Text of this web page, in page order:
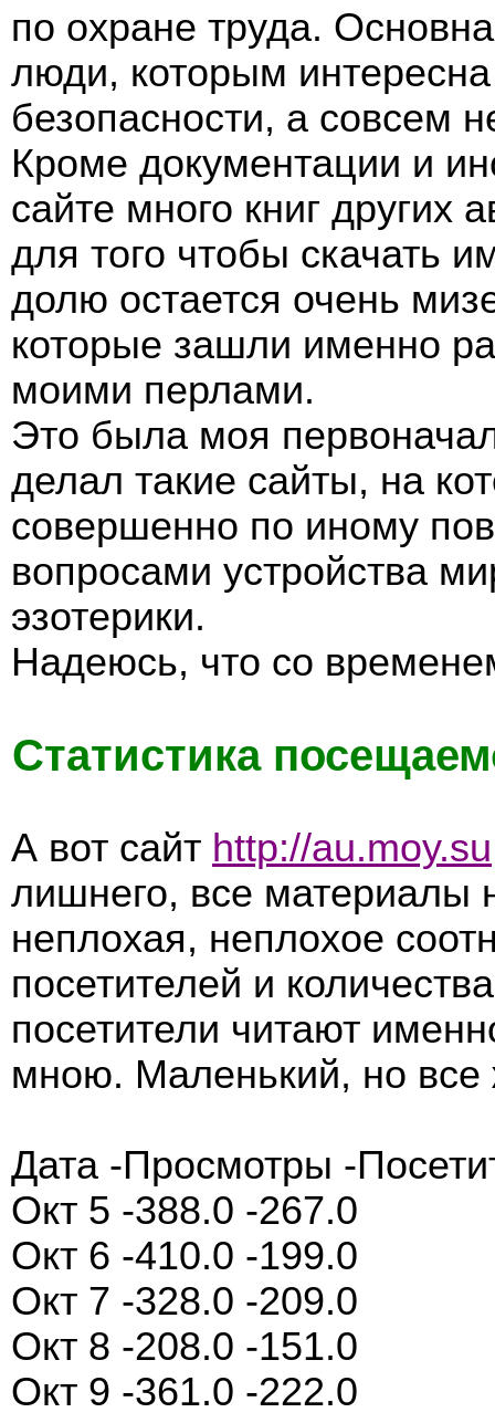
по охране труда.
люди, которым
безопасности, а совсем
Кроме документации и
сайте много книг других
для того чтобы скачать
долю остается очень
которые зашли именно
моими перлами.
Это была моя
делал такие сайты, на
совершенно по иному
вопросами устройства
эзотерики.
Надеюсь, что со
Статистика
А вот сайт http://au.moy.su
лишнего, все материалы
неплохая, неплохое
посетителей и
посетители читают
мною. Маленький, но все
Дата -Просмотры -
Окт 5 -388.0 -267.0
Окт 6 -410.0 -199.0
Окт 7 -328.0 -209.0
Окт 8 -208.0 -151.0
Окт 9 -361.0 -222.0